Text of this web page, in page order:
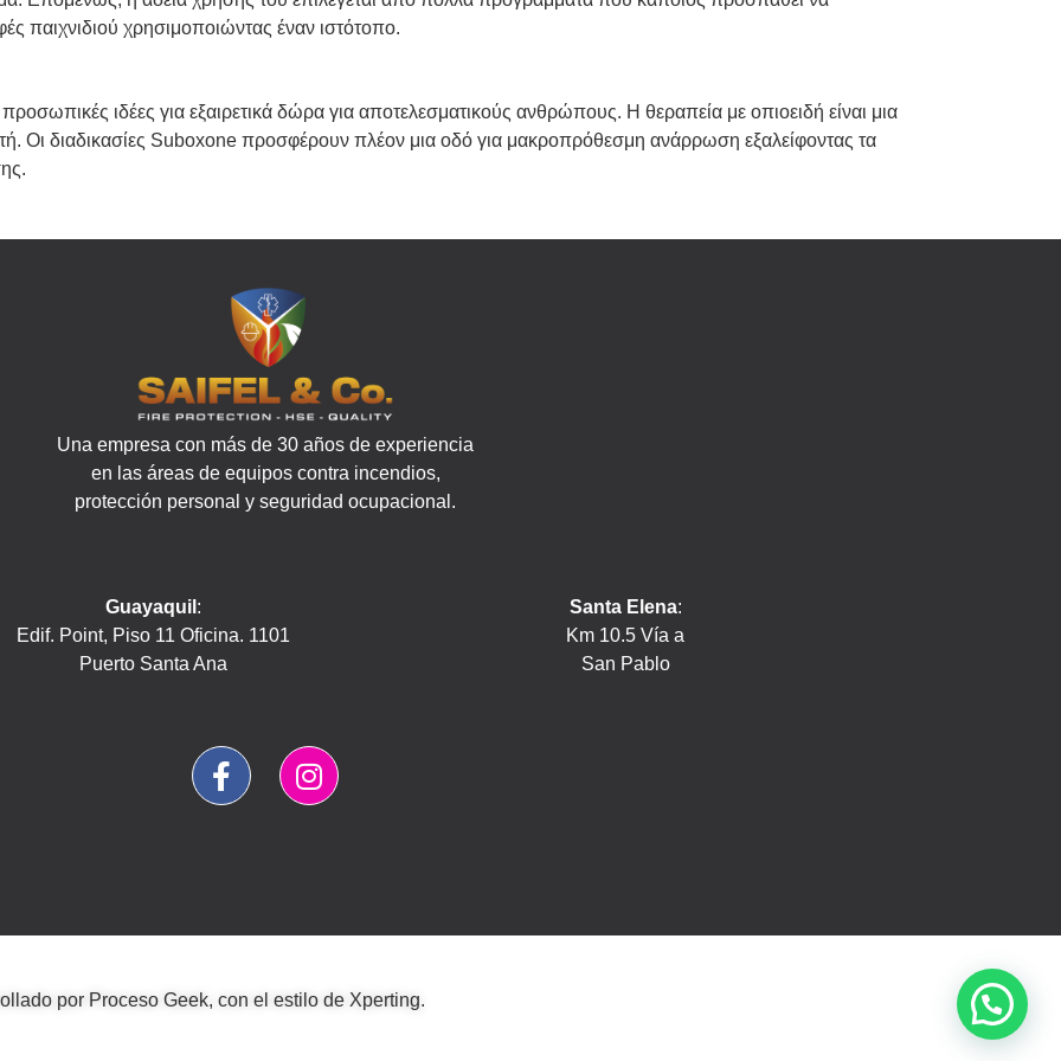
παιχνιδιού χρησιμοποιώντας έναν ιστότοπο.
ιδέες για εξαιρετικά δώρα για αποτελεσματικούς ανθρώπους. Η θεραπεία με οπιοειδή είναι μια
Οι διαδικασίες Suboxone προσφέρουν πλέον μια οδό για μακροπρόθεσμη ανάρρωση εξαλείφοντας τα
Una empresa con más de 30 años de experiencia
en las áreas de equipos contra incendios,
protección personal y seguridad ocupacional.
Guayaquil :
Edif. Point, Piso 11 Oficina. 1101
Puerto Santa Ana
Santa Elena:
Km 10.5 Vía a
San Pablo
por Proceso Geek, con el estilo de Xperting.